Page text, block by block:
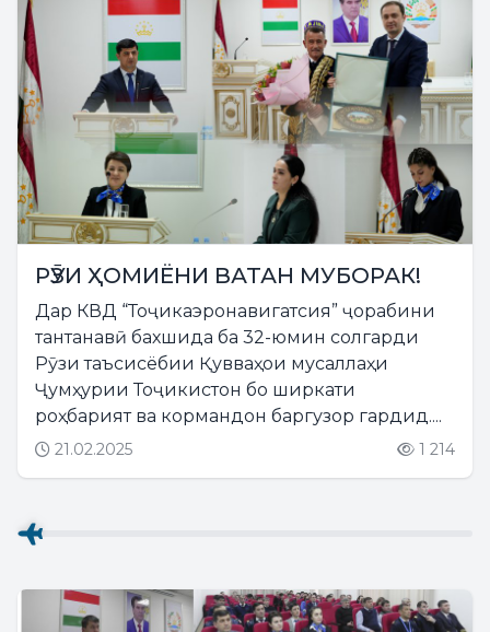
РӮЗИ ҲОМИЁНИ ВАТАН МУБОРАК!
Дар КВД “Тоҷикаэронавигатсия” ҷорабини
тантанавӣ бахшида ба 32-юмин солгарди
Рӯзи таъсисёбии Қувваҳои мусаллаҳи
Ҷумҳурии Тоҷикистон бо ширкати
роҳбарият ва кормандон баргузор гардид....
21.02.2025 1 214